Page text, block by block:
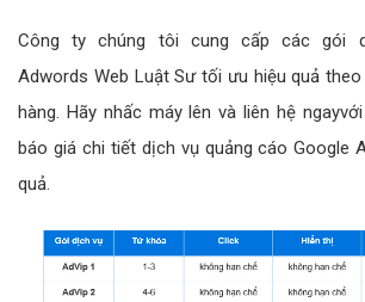
Công ty chúng tôi cung cấp các gói
Adwords Web Luật Sư tối ưu hiệu quả
hàng. Hãy nhấc máy lên và liên hệ
báo giá chi tiết dịch vụ quảng cáo Google
quả.